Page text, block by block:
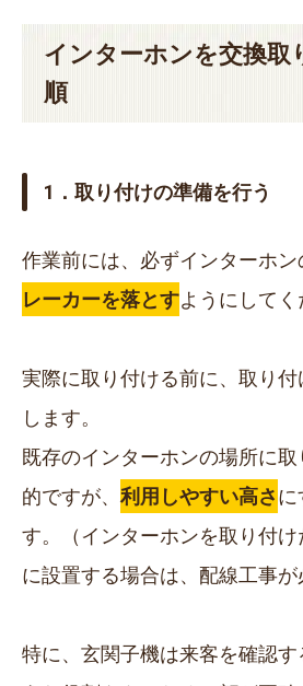
インターホンを交換取
順
1．取り付けの準備を行う
作業前には、必ずインターホン
レーカーを落とすようにしてく
実際に取り付ける前に、取り
します。
既存のインターホンの場所に
的ですが、 利用しやすい高さに
す。（インターホンを取り付
に設置する場合は、配線工事が
特に、玄関子機は来客を確認す